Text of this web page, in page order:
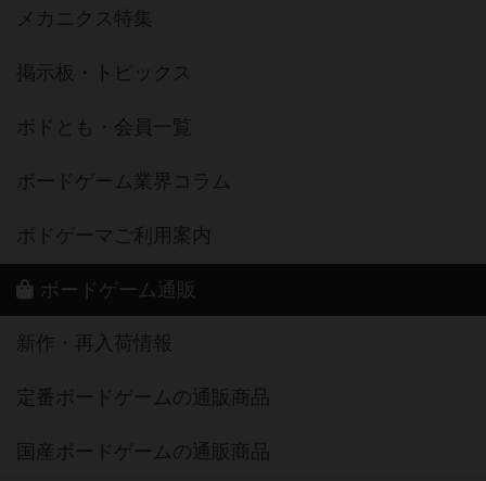
メカニクス特集
掲示板・トピックス
ボドとも・会員一覧
ボードゲーム業界コラム
ボドゲーマご利用案内
ボードゲーム通販
新作・再入荷情報
定番ボードゲームの通販商品
国産ボードゲームの通販商品